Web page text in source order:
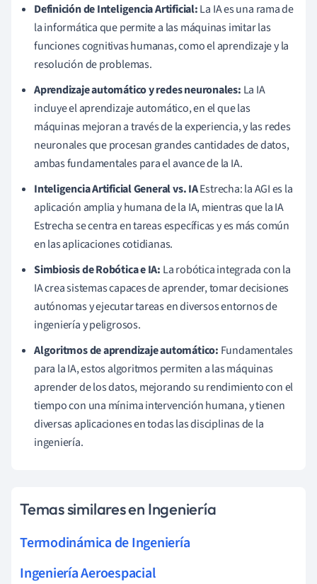
Definición de Inteligencia Artificial:La IA es una rama de
la informática que permite a las máquinas imitar las
funciones cognitivas humanas, como el aprendizaje y la
resolución de problemas.
Aprendizaje automático y redes neuronales: La IA
incluye el aprendizaje automático, en el que las
máquinas mejoran a través de la experiencia, y las redes
neuronales que procesan grandes cantidades de datos,
ambas fundamentales para el avance de la IA.
Inteligencia Artificial General vs. IAEstrecha: la AGI es la
aplicación amplia y humana de la IA, mientras que la IA
Estrecha se centra en tareas específicas y es más común
en las aplicaciones cotidianas.
Simbiosis de Robótica e IA: La robótica integrada con la
IA crea sistemas capaces de aprender, tomar decisiones
autónomas y ejecutar tareas en diversos entornos de
ingeniería y peligrosos.
Algoritmos de aprendizaje automático: Fundamentales
para la IA, estos algoritmos permiten a las máquinas
aprender de los datos, mejorando su rendimiento con el
tiempo con una mínima intervención humana, y tienen
diversas aplicaciones en todas las disciplinas de la
ingeniería.
Temas similares en Ingeniería
Termodinámica de Ingeniería
Ingeniería Aeroespacial